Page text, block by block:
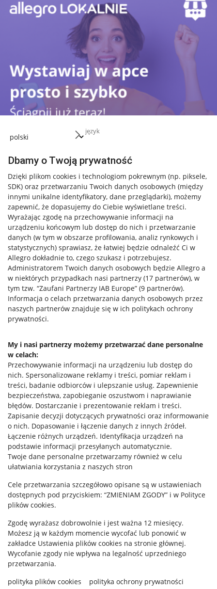
język
Dbamy o Twoją prywatność
Dzięki plikom cookies i technologiom pokrewnym (np. piksele,
SDK) oraz przetwarzaniu Twoich danych osobowych (między
innymi unikalne identyfikatory, dane przeglądarki), możemy
zapewnić, że dopasujemy do Ciebie wyświetlane treści.
Wyrażając zgodę na przechowywanie informacji na
urządzeniu końcowym lub dostęp do nich i przetwarzanie
danych (w tym w obszarze profilowania, analiz rynkowych i
statystycznych) sprawiasz, że łatwiej będzie odnaleźć Ci w
Allegro dokładnie to, czego szukasz i potrzebujesz.
Administratorem Twoich danych osobowych będzie Allegro a
w niektórych przypadkach nasi partnerzy (17 partnerów), w
tym tzw. “Zaufani Partnerzy IAB Europe” (9 partnerów).
Informacja o celach przetwarzania danych osobowych przez
naszych partnerów znajduje się w ich politykach ochrony
prywatności.
My i nasi partnerzy możemy przetwarzać dane personalne
w celach:
Przechowywanie informacji na urządzeniu lub dostęp do
nich. Spersonalizowane reklamy i treści, pomiar reklam i
treści, badanie odbiorców i ulepszanie usług. Zapewnienie
bezpieczeństwa, zapobieganie oszustwom i naprawianie
błędów. Dostarczanie i prezentowanie reklam i treści.
Zapisanie decyzji dotyczących prywatności oraz informowanie
o nich. Dopasowanie i łączenie danych z innych źródeł.
Łączenie różnych urządzeń. Identyfikacja urządzeń na
podstawie informacji przesyłanych automatycznie.
Twoje dane personalne przetwarzamy również w celu
ułatwiania korzystania z naszych stron
Cele przetwarzania szczegółowo opisane są w ustawieniach
dostępnych pod przyciskiem: “ZMIENIAM ZGODY” i w Polityce
plików cookies.
Zgodę wyrażasz dobrowolnie i jest ważna 12 miesięcy.
Możesz ją w każdym momencie wycofać lub ponowić w
zakładce Ustawienia plików cookies na stronie głównej.
Wycofanie zgody nie wpływa na legalność uprzedniego
przetwarzania.
polityka plików cookies
polityka ochrony prywatności
Nawigacja
Przydatne informacje
Jak to działa
Napisz do nas
Allegro Gadane dla sprzedających
Allegro Gadane dla kupujących
Mapa miejscowości
Informacje prawne
Regulamin
Polityka plików "cookies"
Ustawienia plików "cookies"
Udostępnianie lokalizacji
Informacje dla Aktu o Usługach Cyfrowych
Pobierz aplikację
Korzystanie z serwisu oznacza akceptacjęregulaminu.